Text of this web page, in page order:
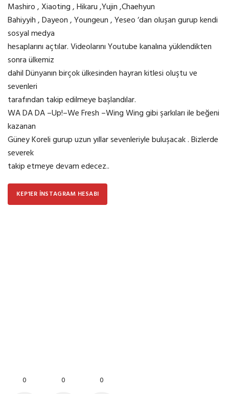
Mashiro , Xiaoting , Hikaru ,Yujin ,Chaehyun
Bahiyyih , Dayeon , Youngeun , Yeseo ‘dan oluşan gurup kendi
sosyal medya
hesaplarını açtılar. Videolarını Youtube kanalına yüklendikten
sonra ülkemiz
dahil Dünyanın birçok ülkesinden hayran kitlesi oluştu ve
sevenleri
tarafından takip edilmeye başlandılar.
WA DA DA –Up!–We Fresh –Wing Wing gibi şarkıları ile beğeni
kazanan
Güney Koreli gurup uzun yıllar sevenleriyle buluşacak . Bizlerde
severek
takip etmeye devam edecez..
KEP1ER İNSTAGRAM HESABI
0 0 0